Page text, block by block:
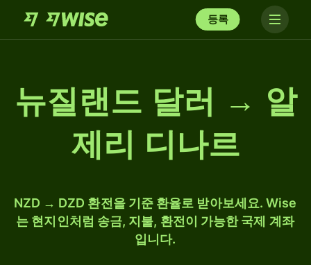
등록
뉴질랜드 달러 → 알
제리 디나르
NZD → DZD 환전을 기준 환율로 받아보세요. Wise
는 현지인처럼 송금, 지불, 환전이 가능한 국제 계좌
입니다.